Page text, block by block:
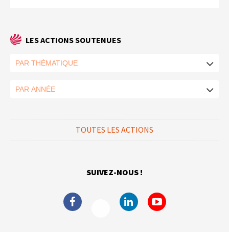
LES ACTIONS SOUTENUES
TOUTES LES ACTIONS
SUIVEZ-NOUS !